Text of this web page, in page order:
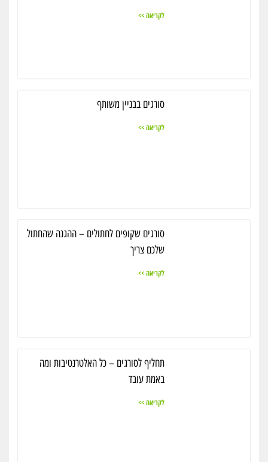
לקריאה >>
סורגים בבניין משותף
לקריאה >>
סורגים שקופים לחתולים – ההגנה שהחתול
שלכם צריך
לקריאה >>
תחליף לסורגים – כל האלטרנטיבות ומה
באמת עובד
לקריאה >>